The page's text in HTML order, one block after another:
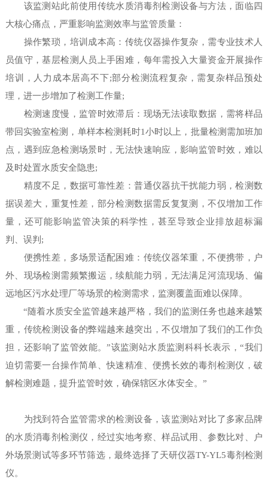
该监测站此前使用传统水质消毒剂检测设备与方法，面临四
大核心痛点，严重影响监测效率与监管质量：
操作繁琐，培训成本高：传统仪器操作复杂，需专业技术人
员值守，基层检测人员上手困难，每年需投入大量资金开展操作
培训，人力成本居高不下;部分检测流程复杂，需复杂样品预处
理，进一步增加了检测工作量;
检测速度慢，监管时效滞后：现场无法读取数据，需将样品
带回实验室检测，单样本检测耗时1小时以上，批量检测需加班加
点，遇到应急检测场景时，无法快速响应，影响监管时效，难以
及时处置水质安全隐患;
精度不足，数据可靠性差：普通仪器抗干扰能力弱，检测数
据误差大，重复性差，部分检测数据需反复复测，不仅增加工作
量，还可能影响监管决策的科学性，甚至导致企业排放超标漏
判、误判;
便携性差，多场景适配困难：传统仪器笨重，不便携带，户
外、现场检测需频繁搬运，续航能力弱，无法满足河流现场、偏
远地区污水处理厂等场景的检测需求，监测覆盖面难以保障。
“随着水质安全监管越来越严格，我们的监测任务也越来越繁
重，传统检测设备的弊端越来越突出，不仅增加了我们的工作负
担，还影响了监管效能。”该监测站水质监测科科长表示，“我们
迫切需要一台操作简单、快速精准、便携长效的毒剂检测仪，破
解检测难题，提升监管时效，确保辖区水体安全。”
为找到符合监管需求的检测设备，该监测站对比了多家品牌
的水质消毒剂检测仪，经过实地考察、样品试用、参数比对、户
外场景测试等多环节筛选，最终选择了天研仪器TY-YL5毒剂检测
仪。